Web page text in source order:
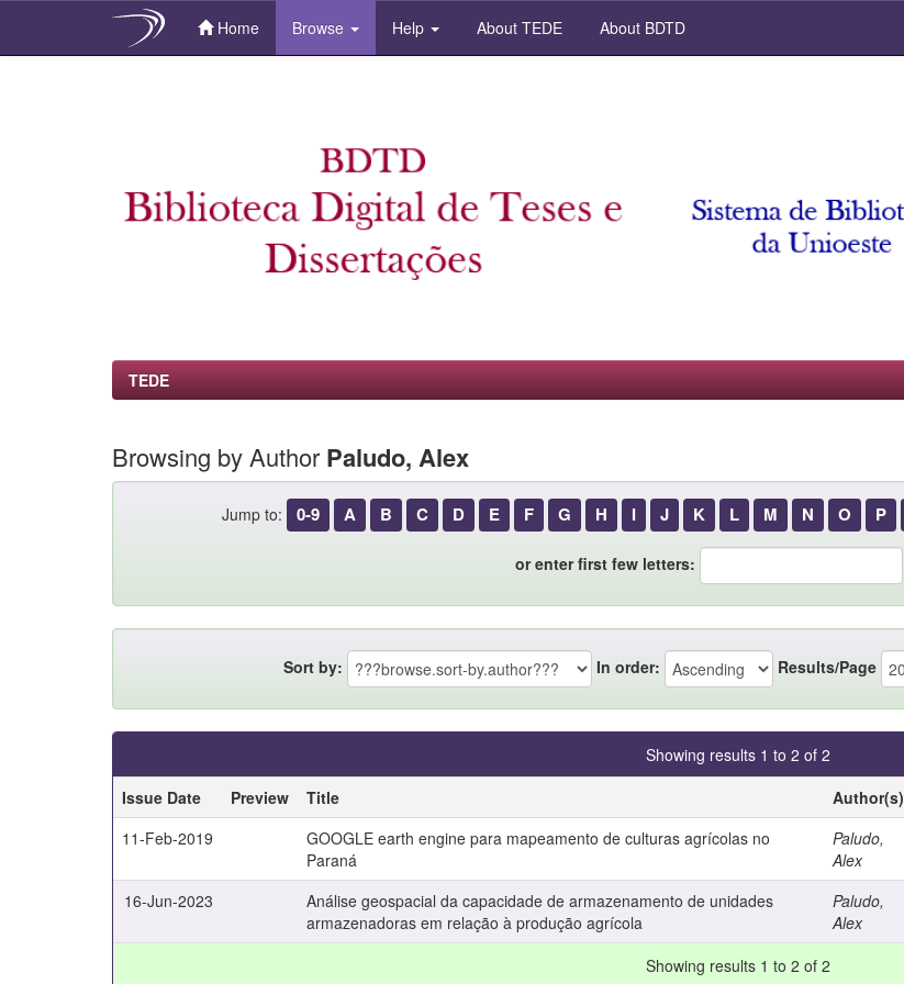
Home Browse Help About TEDE About BDTD
TEDE
Browsing by Author Paludo, Alex
Jump to: 0-9 A B C D E F G H I J K L M N O P
or enter first few letters:
Sort by: In order: Results/Page
Showing results 1 to 2 of 2
Issue Date
Preview Title Author(s)
11-Feb-2019
GOOGLE earth engine para mapeamento de culturas agrícolas no
Paraná
Paludo,
Alex
16-Jun-2023
Análise geospacial da capacidade de armazenamento de unidades
armazenadoras em relação à produção agrícola
Paludo,
Alex
Showing results 1 to 2 of 2